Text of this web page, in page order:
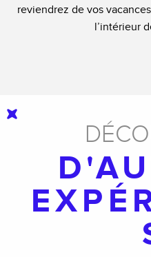
reviendrez de vos
l’intérieur